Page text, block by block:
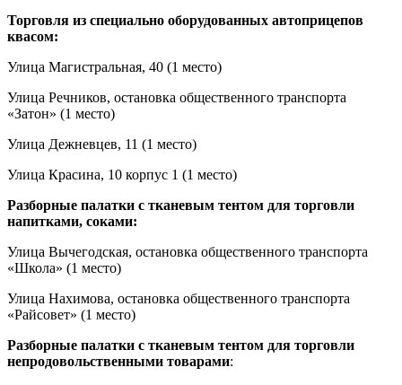
Торговля из специально оборудованных автоприцепов
квасом:
Улица Магистральная, 40 (1 место)
Улица Речников, остановка общественного транспорта
«Затон» (1 место)
Улица Дежневцев, 11 (1 место)
Улица Красина, 10 корпус 1 (1 место)
Разборные палатки с тканевым тентом для торговли
напитками, соками:
Улица Вычегодская, остановка общественного транспорта
«Школа» (1 место)
Улица Нахимова, остановка общественного транспорта
«Райсовет» (1 место)
Разборные палатки с тканевым тентом для торговли
непродовольственными товарами: